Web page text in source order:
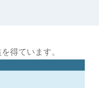
得ています。